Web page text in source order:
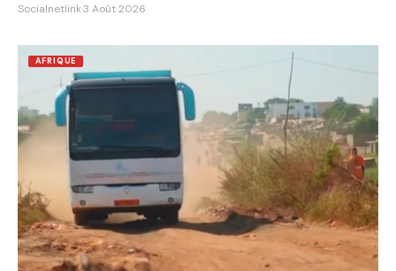
Socialnetlink·3 Août 2026
AFRIQUE